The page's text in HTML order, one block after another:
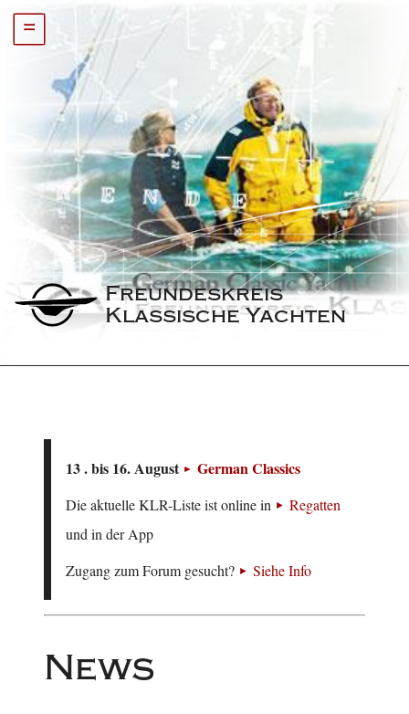
=
Freundeskreis
Klassische Yachten
13 . bis 16. August German Classics
Die aktuelle KLR-Liste ist online in
Regatten
und in der App
Zugang zum Forum gesucht?
Siehe Info
News